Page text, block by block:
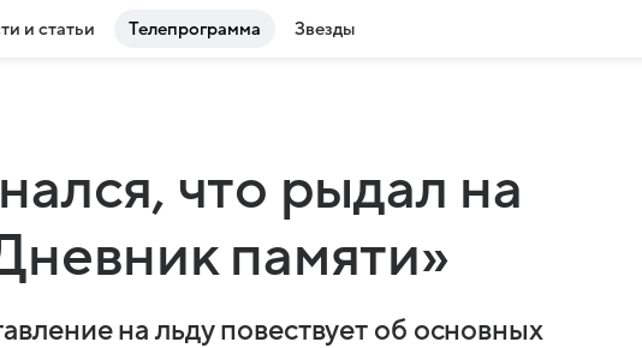
и статьи Телепрограмма Звезды
что рыдал на
памяти»
на льду повествует об основных